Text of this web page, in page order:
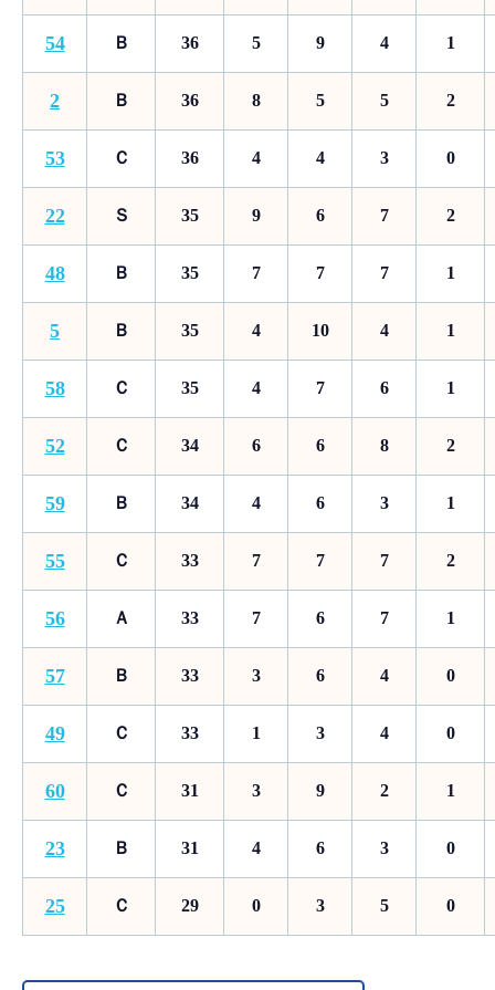
54 Ｂ 36 5 9 4 1
2 Ｂ 36 8 5 5 2
53 Ｃ 36 4 4 3 0
22 Ｓ 35 9 6 7 2
48 Ｂ 35 7 7 7 1
5 Ｂ 35 4 10 4 1
58 Ｃ 35 4 7 6 1
52 Ｃ 34 6 6 8 2
59 Ｂ 34 4 6 3 1
55 Ｃ 33 7 7 7 2
56 Ａ 33 7 6 7 1
57 Ｂ 33 3 6 4 0
49 Ｃ 33 1 3 4 0
60 Ｃ 31 3 9 2 1
23 Ｂ 31 4 6 3 0
25 Ｃ 29 0 3 5 0